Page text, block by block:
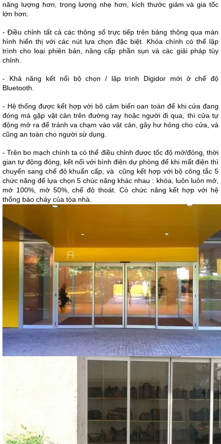
năng lượng hơn, trọng lượng nhẹ hơn, kích thước giảm và gia tốc
lớn hơn.
- Điều chỉnh tất cả các thông số trực tiếp trên bảng thông qua màn
hình hiển thị với các nút lựa chọn đặc biệt. Khóa chính có thể lập
trình cho loại phiên bản, nâng cấp phần sụn và các giải pháp tùy
chỉnh.
- Khả năng kết nối bộ chọn / lập trình Digidor mới ở chế độ
Bluetooth.
- Hệ thống được kết hợp với bộ cảm biến oan toàn để khi cửa đang
đóng mà gặp vật cản trên đường ray hoặc người đi qua, thì cửa tự
động mở ra để tránh va chạm vào vật cản, gây hư hỏng cho cửa, và
cũng an toàn cho người sử dụng.
- Trên bo mạch chính ta có thể điều chỉnh được tốc độ mở/đóng, thời
gian tự động đóng, kết nối với bình điện dự phòng để khi mất điện thì
chuyển sang chế độ khuẩn cấp, và  cũng kết hợp với bộ công tắc 5
chức năng để lựa chọn 5 chúc năng khác nhau : khóa, luôn luôn mở,
mở 100%, mở 50%, chế độ thoát. Có chức năng kết hợp với hệ
thống báo cháy của tòa nhà.